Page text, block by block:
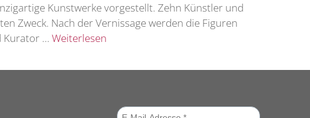
Kunstwerke vorgestellt. Zehn Künstler und
Zweck. Nach der Vernissage werden die Figuren
Kurator … Weiterlesen